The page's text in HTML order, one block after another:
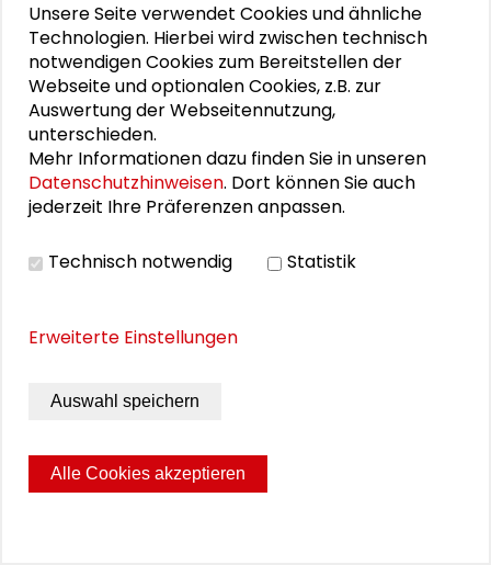
Indikatoren - Gezählt, gewogen,
Wie bewerten wir komplexe gesellschaftliche
charakteristische Merkmale herunterzubrechen
Gemeinsam mit dem Philosophischen Seminar der
Universität Heidelberg und dem Institut für
haben wir in einem interdisziplinäten Workshop die
Nutzbarkeit von Indikatoren diskutiert.
Unsere Seite verwendet Cookies und ähnliche
Technologien. Hierbei wird zwischen technisch
notwendigen Cookies zum Bereitstellen der
Webseite und optionalen Cookies, z.B. zur
Auswertung der Webseitennutzung,
unterschieden.
Mehr Informationen dazu finden Sie in unseren
Datenschutzhinweisen. Dort können Sie auch
jederzeit Ihre Präferenzen anpassen.
Technisch notwendig Statistik
Erweiterte Einstellungen
Auswahl speichern
Alle Cookies akzeptieren